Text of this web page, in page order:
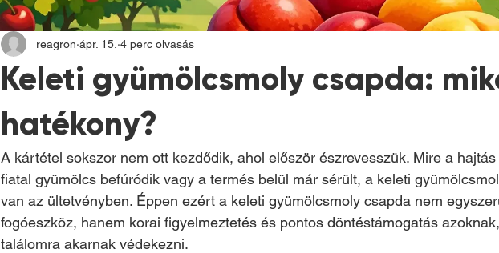
Keleti gyümölcsmoly csapda:
hatékony?
reagron ápr. 15. 4 perc olvasás
A kártétel sokszor nem ott kezdődik, ahol először észrevesszük. Mire a
fiatal gyümölcs befúródik vagy a termés belül már sérült, a keleti
van az ültetvényben. Éppen ezért a keleti gyümölcsmoly csapda nem
fogóeszköz, hanem korai figyelmeztetés és pontos döntéstámogatás
találomra akarnak védekezni.